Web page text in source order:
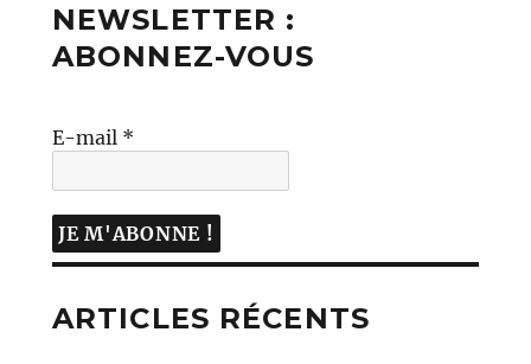
NEWSLETTER :
ABONNEZ-VOUS
E-mail *
ARTICLES RÉCENTS